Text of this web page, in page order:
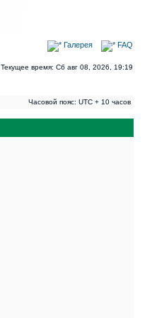
Галерея FAQ
Текущее время: Сб авг 08, 2026, 19:19
Часовой пояс: UTC + 10 часов